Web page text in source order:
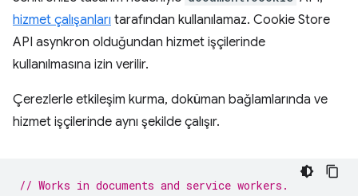
hizmet çalışanları tarafından kullanılamaz. Cookie Store
API asynkron olduğundan hizmet işçilerinde
kullanılmasına izin verilir.
Çerezlerle etkileşim kurma, doküman bağlamlarında ve
hizmet işçilerinde aynı şekilde çalışır.
// Works in documents and service workers.